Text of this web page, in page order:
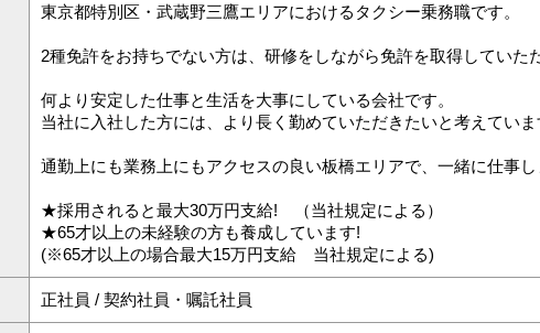
東京都特別区・武蔵野三鷹エリアにおけるタクシー乗務職です。
2種免許をお持ちでない方は、研修をしながら免許を取得していた
何より安定した仕事と生活を大事にしている会社です。
当社に入社した方には、より長く勤めていただきたいと考えてい
通勤上にも業務上にもアクセスの良い板橋エリアで、一緒に仕事
★採用されると最大30万円支給! （当社規定による）
★65才以上の未経験の方も養成しています!
(※65才以上の場合最大15万円支給 当社規定による)
正社員 / 契約社員・嘱託社員